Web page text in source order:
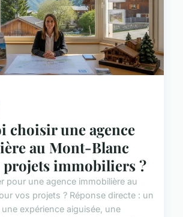
choisir une agence
au Mont-Blanc
projets immobiliers ?
pour une agence immobilière au
vos projets ? Réponse directe : un
expérience aiguisée, une